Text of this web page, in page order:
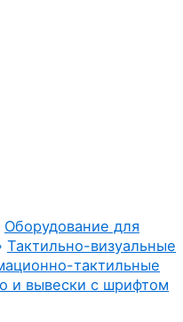
Оборудование для
Тактильно-визуальные
тактильные
и вывески с шрифтом